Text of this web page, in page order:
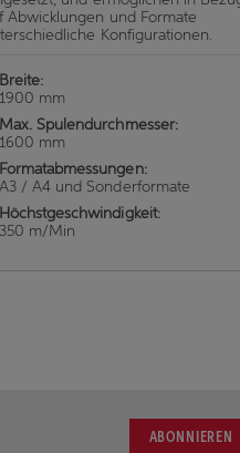
Abwicklungen und Formate
Konfigurationen.
Breite:
1900 mm
Max. Spulendurchmesser:
1600 mm
Formatabmessungen:
A3 / A4 und Sonderformate
Höchstgeschwindigkeit:
350 m/Min
ABONNIEREN